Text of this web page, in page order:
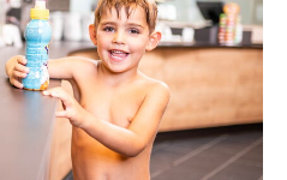
Vorwärts